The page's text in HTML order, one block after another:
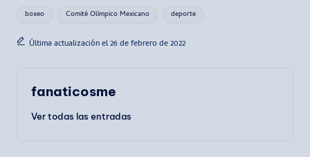
Etiquetas:
boxeo Comité Olímpico Mexicano deporte
Última actualización el 26 de febrero de 2022
fanaticosme
Ver todas las entradas